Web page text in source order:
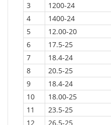
3
1200-24
4
1400-24
5
12.00-20
6
17.5-25
7
18.4-24
8
20.5-25
9
18.4-24
10
18.00-25
11
23.5-25
12
26.5-25